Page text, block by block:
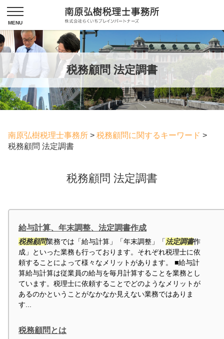
税務顧問 法定調書
南原弘樹税理士事務所 > 税務顧問に関するキーワード >
税務顧問 法定調書
税務顧問 法定調書
給与計算、年末調整、法定調書作成
税務顧問業務では「給与計算」「年末調整」「 法定調書作
成」といった業務も行っております。それぞれ税理士に依
頼することによって様々なメリットがあります。 ■給与計
算給与計算は従業員の給与を毎月計算することを業務とし
ています。税理士に依頼することでどのようなメリットが
あるのかということがなかなか見えない業務ではありま
す...
税務顧問とは